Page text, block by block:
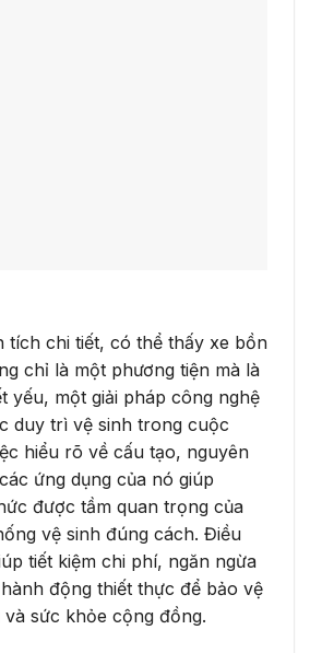
tích chi tiết, có thể thấy xe bồn
chỉ là một phương tiện mà là
yếu, một giải pháp công nghệ
duy trì vệ sinh trong cuộc
hiểu rõ về cấu tạo, nguyên
ứng dụng của nó giúp
được tầm quan trọng của
vệ sinh đúng cách. Điều
tiết kiệm chi phí, ngăn ngừa
động thiết thực để bảo vệ
sức khỏe cộng đồng.